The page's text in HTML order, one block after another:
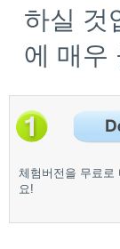
하실 것
에 매우
체험버전을 무료로
요!